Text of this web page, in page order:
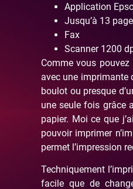
Application
Jusqu’à 13
Fax
Scanner 1200
Comme vous
avec une imprimante
boulot ou presque
une seule fois grâce
papier. Moi ce que
pouvoir imprimer
permet l’impression
Techniquement
facile que de